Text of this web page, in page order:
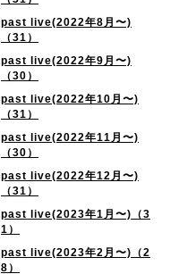
past live(2022年8月〜)
（31）
past live(2022年9月〜)
（30）
past live(2022年10月〜)
（31）
past live(2022年11月〜)
（30）
past live(2022年12月〜)
（31）
past live(2023年1月〜)（3
1）
past live(2023年2月〜)（2
8）